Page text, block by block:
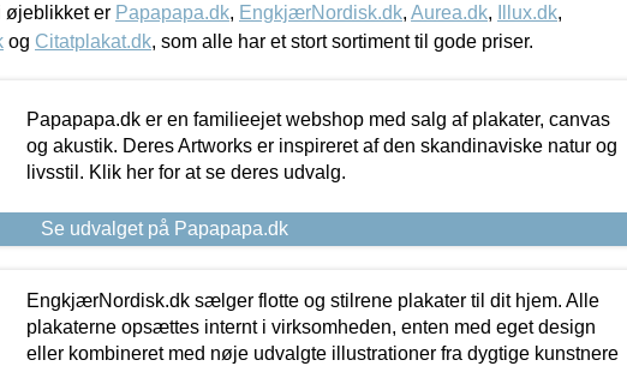
øjeblikket er Papapapa.dk, EngkjærNordisk.dk, Aurea.dk, Illux.dk,
og Citatplakat.dk, som alle har et stort sortiment til gode priser.
Papapapa.dk er en familieejet webshop med salg af plakater, canvas
og akustik. Deres Artworks er inspireret af den skandinaviske natur og
livsstil. Klik her for at se deres udvalg.
Se udvalget på Papapapa.dk
EngkjærNordisk.dk sælger flotte og stilrene plakater til dit hjem. Alle
plakaterne opsættes internt i virksomheden, enten med eget design
eller kombineret med nøje udvalgte illustrationer fra dygtige kunstnere